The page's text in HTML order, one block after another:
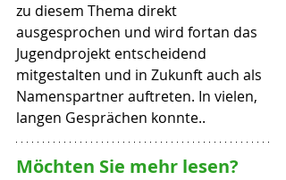
zu diesem Thema direkt
ausgesprochen und wird fortan das
Jugendprojekt entscheidend
mitgestalten und in Zukunft auch als
Namenspartner auftreten. In vielen,
langen Gesprächen konnte..
Möchten Sie mehr lesen?